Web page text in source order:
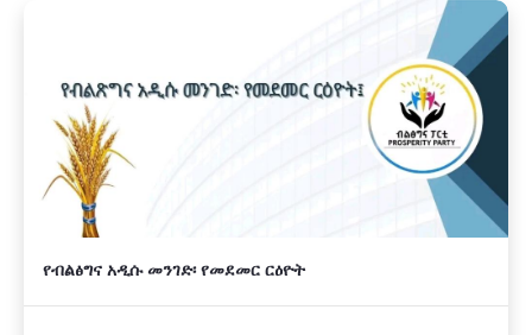
የብልፅግና አዲሱ መንገድ፡ የመደመር ርዕዮት